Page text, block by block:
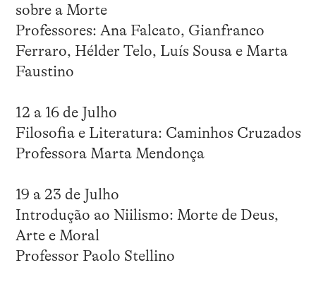
sobre a Morte
Professores: Ana Falcato, Gianfranco
Ferraro, Hélder Telo, Luís Sousa e Marta
Faustino
12 a 16 de Julho
Filosofia e Literatura: Caminhos Cruzados
Professora Marta Mendonça
19 a 23 de Julho
Introdução ao Niilismo: Morte de Deus,
Arte e Moral
Professor Paolo Stellino